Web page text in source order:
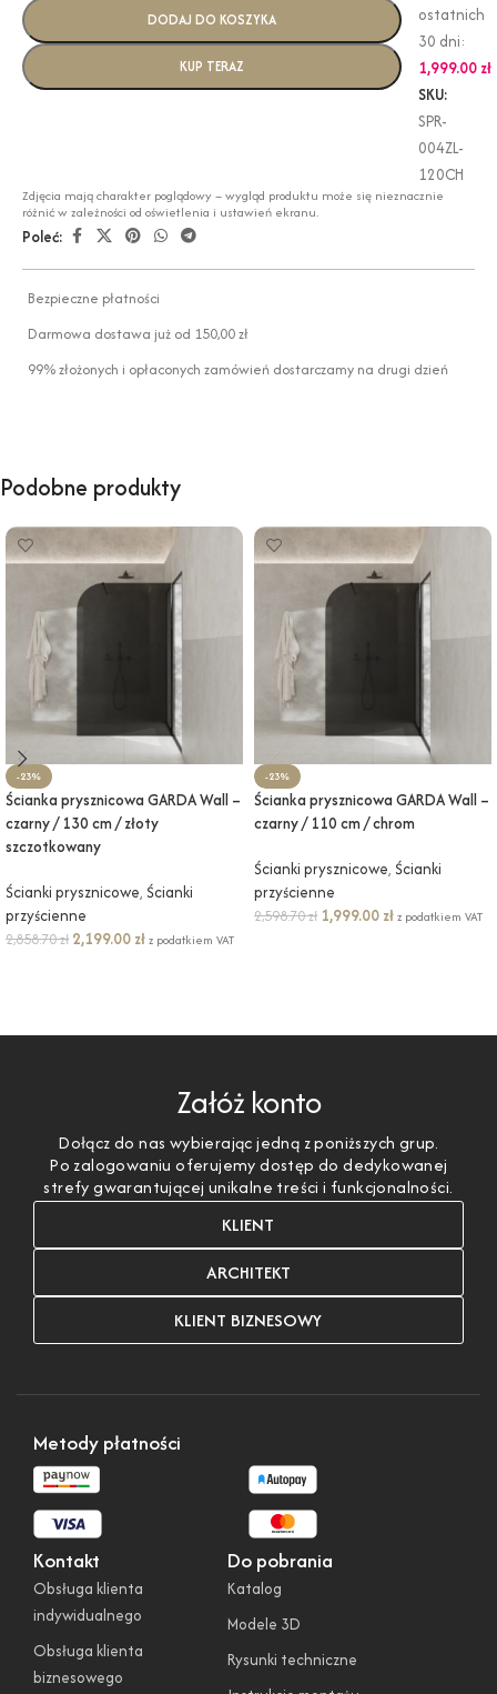
DODAJ DO KOSZYKA
KUP TERAZ
ostatnich
30 dni:
1,999.00 zł
SKU:
SPR-
004ZL-
120CH
Zdjęcia mają charakter poglądowy – wygląd produktu może się nieznacznie
różnić w zależności od oświetlenia i ustawień ekranu.
Poleć:
Bezpieczne płatności
Darmowa dostawa już od 150,00 zł
99% złożonych i opłaconych zamówień dostarczamy na drugi dzień
Podobne produkty
-23%
Ścianka prysznicowa GARDA Wall –
czarny / 130 cm / złoty
szczotkowany
Ścianki prysznicowe, Ścianki
przyścienne
2,858.70zł 2,199.00 złz podatkiem VAT
-23%
Ścianka prysznicowa GARDA Wall –
czarny / 110 cm / chrom
Ścianki prysznicowe, Ścianki
przyścienne
2,598.70zł 1,999.00 złz podatkiem VAT
Załóż konto
Dołącz do nas wybierając jedną z poniższych grup.
Po zalogowaniu oferujemy dostęp do dedykowanej
strefy gwarantującej unikalne treści i funkcjonalności.
KLIENT
ARCHITEKT
KLIENT BIZNESOWY
Kontakt
Obsługa klienta
indywidualnego
Obsługa klienta
biznesowego
Do pobrania
Katalog
Modele 3D
Rysunki techniczne
Metody płatności